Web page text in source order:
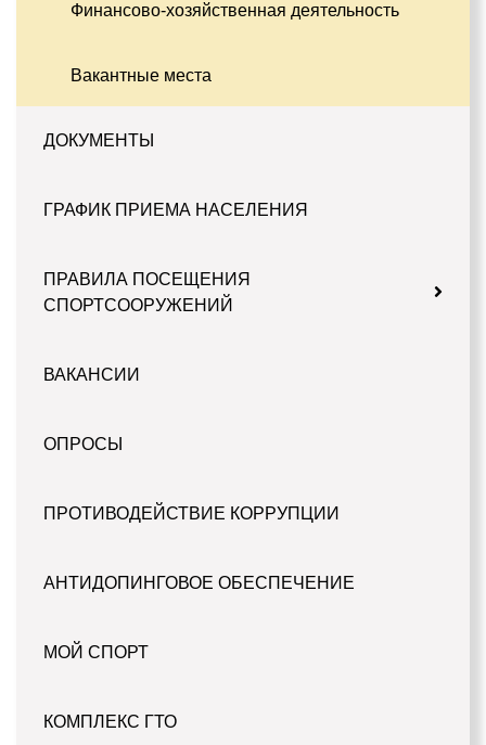
Финансово-хозяйственная деятельность
Вакантные места
ДОКУМЕНТЫ
ГРАФИК ПРИЕМА НАСЕЛЕНИЯ
ПРАВИЛА ПОСЕЩЕНИЯ
СПОРТСООРУЖЕНИЙ
ВАКАНСИИ
ОПРОСЫ
ПРОТИВОДЕЙСТВИЕ КОРРУПЦИИ
АНТИДОПИНГОВОЕ ОБЕСПЕЧЕНИЕ
МОЙ СПОРТ
КОМПЛЕКС ГТО